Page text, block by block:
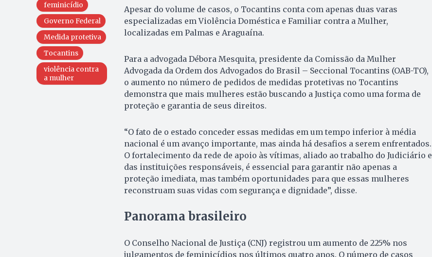
feminicídio
Governo Federal
Medida protetiva
Tocantins
violência contra
a mulher
Apesar do volume de casos, o Tocantins conta com apenas duas varas
especializadas em Violência Doméstica e Familiar contra a Mulher,
localizadas em Palmas e Araguaína.
Para a advogada Débora Mesquita, presidente da Comissão da Mulher
Advogada da Ordem dos Advogados do Brasil – Seccional Tocantins (OAB-TO),
o aumento no número de pedidos de medidas protetivas no Tocantins
demonstra que mais mulheres estão buscando a Justiça como uma forma de
proteção e garantia de seus direitos.
“O fato de o estado conceder essas medidas em um tempo inferior à média
nacional é um avanço importante, mas ainda há desafios a serem enfrentados.
O fortalecimento da rede de apoio às vítimas, aliado ao trabalho do Judiciário e
das instituições responsáveis, é essencial para garantir não apenas a
proteção imediata, mas também oportunidades para que essas mulheres
reconstruam suas vidas com segurança e dignidade”, disse.
Panorama brasileiro
O Conselho Nacional de Justiça (CNJ) registrou um aumento de 225% nos
julgamentos de feminicídios nos últimos quatro anos. O número de casos